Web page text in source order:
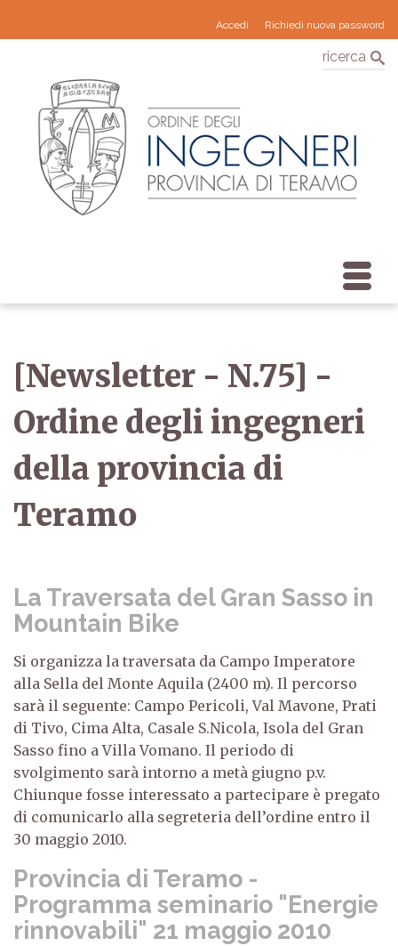
Accedi Richiedi nuova password
ricerca
[Newsletter - N.75] -
Ordine degli ingegneri
della provincia di
Teramo
La Traversata del Gran Sasso in
Mountain Bike
Si organizza la traversata da Campo Imperatore
alla Sella del Monte Aquila (2400 m). Il percorso
sarà il seguente: Campo Pericoli, Val Mavone, Prati
di Tivo, Cima Alta, Casale S.Nicola, Isola del Gran
Sasso fino a Villa Vomano. Il periodo di
svolgimento sarà intorno a metà giugno p.v.
Chiunque fosse interessato a partecipare è pregato
di comunicarlo alla segreteria dell’ordine entro il
30 maggio 2010.
Provincia di Teramo -
Programma seminario "Energie
rinnovabili" 21 maggio 2010